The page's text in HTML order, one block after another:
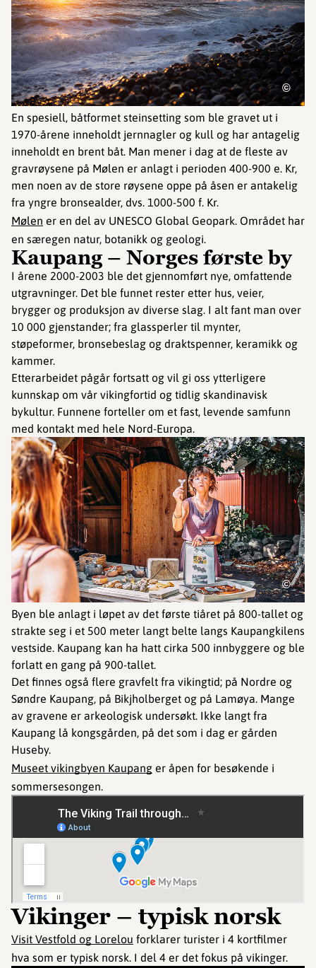
©
En spesiell, båtformet steinsetting som ble gravet ut i
1970-årene inneholdt jernnagler og kull og har antagelig
inneholdt en brent båt. Man mener i dag at de fleste av
gravrøysene på Mølen er anlagt i perioden 400-900 e. Kr,
men noen av de store røysene oppe på åsen er antakelig
fra yngre bronsealder, dvs. 1000-500 f. Kr.
Mølen er en del av UNESCO Global Geopark. Området har
en særegen natur, botanikk og geologi.
Kaupang – Norges første by
I årene 2000-2003 ble det gjennomført nye, omfattende
utgravninger. Det ble funnet rester etter hus, veier,
brygger og produksjon av diverse slag. I alt fant man over
10 000 gjenstander; fra glassperler til mynter,
støpeformer, bronsebeslag og draktspenner, keramikk og
kammer.
Etterarbeidet pågår fortsatt og vil gi oss ytterligere
kunnskap om vår vikingfortid og tidlig skandinavisk
bykultur. Funnene forteller om et fast, levende samfunn
med kontakt med hele Nord-Europa.
©
Byen ble anlagt i løpet av det første tiåret på 800-tallet og
strakte seg i et 500 meter langt belte langs Kaupangkilens
vestside. Kaupang kan ha hatt cirka 500 innbyggere og ble
forlatt en gang på 900-tallet.
Det finnes også flere gravfelt fra vikingtid; på Nordre og
Søndre Kaupang, på Bikjholberget og på Lamøya. Mange
av gravene er arkeologisk undersøkt. Ikke langt fra
Kaupang lå kongsgården, på det som i dag er gården
Huseby.
Museet vikingbyen Kaupang er åpen for besøkende i
sommersesongen.
Vikinger – typisk norsk
Visit Vestfold og Lorelou forklarer turister i 4 kortfilmer
hva som er typisk norsk. I del 4 er det fokus på vikinger.